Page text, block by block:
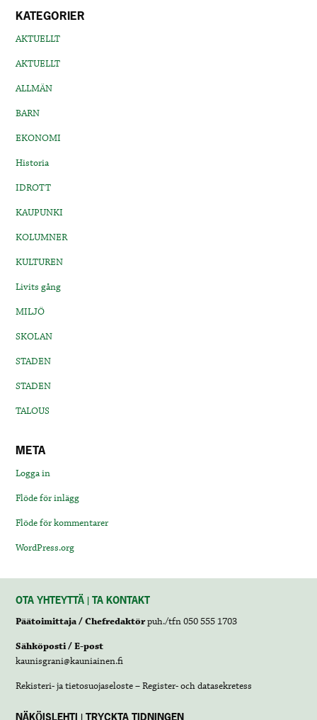
KATEGORIER
AKTUELLT
AKTUELLT
ALLMÄN
BARN
EKONOMI
Historia
IDROTT
KAUPUNKI
KOLUMNER
KULTUREN
Livits gång
MILJÖ
SKOLAN
STADEN
STADEN
TALOUS
META
Logga in
Flöde för inlägg
Flöde för kommentarer
WordPress.org
OTA YHTEYTTÄ | TA KONTAKT
Päätoimittaja / Chefredaktörpuh./tfn 050 555 1703
Sähköposti / E-post
kaunisgrani@kauniainen.fi
Rekisteri- ja tietosuojaseloste – Register- och datasekretess
NÄKÖISLEHTI | TRYCKTA TIDNINGEN